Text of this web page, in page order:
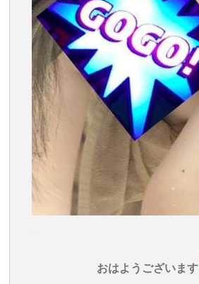
おはようございます